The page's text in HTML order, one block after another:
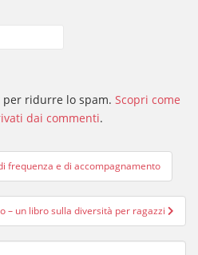
per ridurre lo spam. Scopri come
dai commenti.
frequenza e di accompagnamento
– un libro sulla diversità per ragazzi